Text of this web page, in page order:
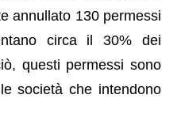
annullato 130 permessi
circa il 30% dei
questi permessi sono
società che intendono